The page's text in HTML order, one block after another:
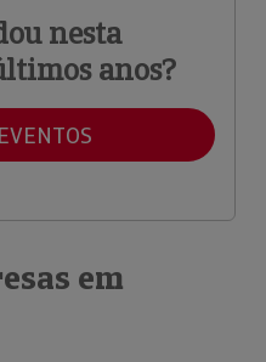
nesta
anos?
em